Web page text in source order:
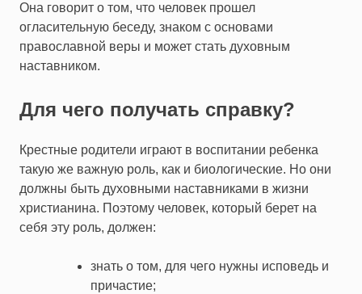
Она говорит о том, что человек прошел
огласительную беседу, знаком с основами
православной веры и может стать духовным
наставником.
Для чего получать справку?
Крестные родители играют в воспитании ребенка
такую же важную роль, как и биологические. Но они
должны быть духовными наставниками в жизни
христианина. Поэтому человек, который берет на
себя эту роль, должен:
знать о том, для чего нужны исповедь и
причастие;